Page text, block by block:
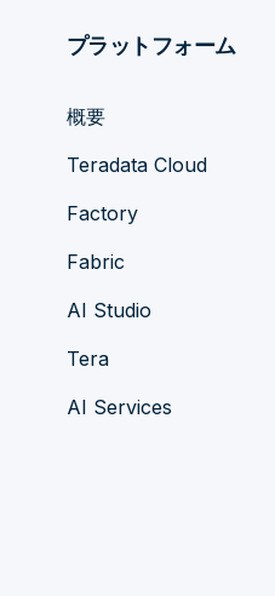
プラットフォーム
概要
Teradata Cloud
Factory
Fabric
AI Studio
Tera
AI Services